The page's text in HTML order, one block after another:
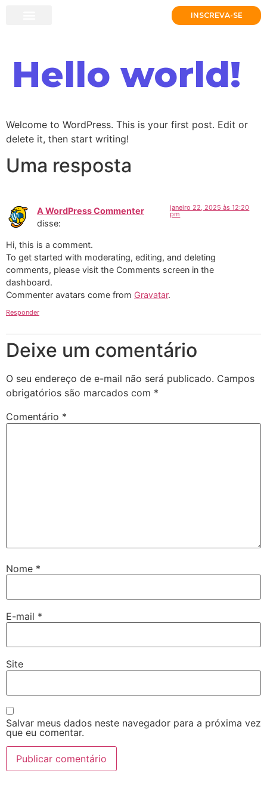
INSCREVA-SE
Hello world!
Welcome to WordPress. This is your first post. Edit or
delete it, then start writing!
Uma resposta
A WordPress Commenter
disse:
janeiro 22, 2025 às 12:20
pm
Hi, this is a comment.
To get started with moderating, editing, and deleting
comments, please visit the Comments screen in the
dashboard.
Commenter avatars come from Gravatar.
Responder
Deixe um comentário
O seu endereço de e-mail não será publicado. Campos
obrigatórios são marcados com *
Comentário *
Nome *
E-mail *
Site
Salvar meus dados neste navegador para a próxima vez
que eu comentar.